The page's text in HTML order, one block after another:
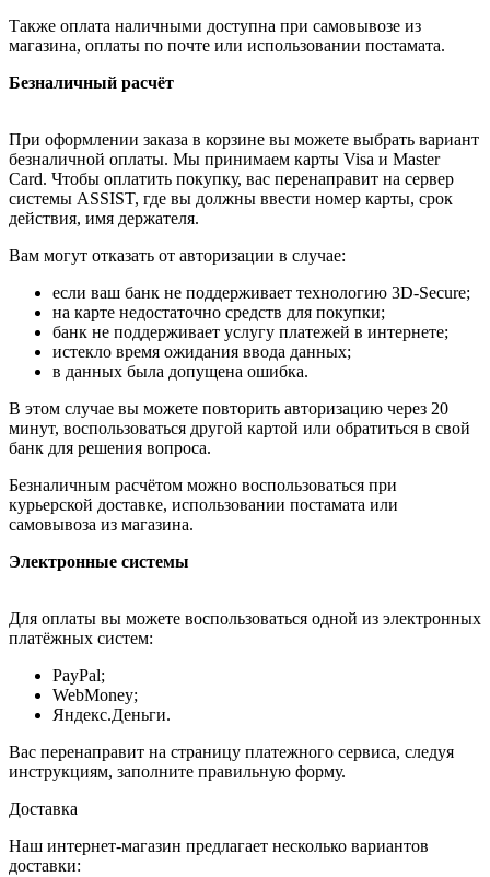
Также оплата наличными доступна при самовывозе из
магазина, оплаты по почте или использовании постамата.
Безналичный расчёт
При оформлении заказа в корзине вы можете выбрать вариант
безналичной оплаты. Мы принимаем карты Visa и Master
Card. Чтобы оплатить покупку, вас перенаправит на сервер
системы ASSIST, где вы должны ввести номер карты, срок
действия, имя держателя.
Вам могут отказать от авторизации в случае:
если ваш банк не поддерживает технологию 3D-Secure;
на карте недостаточно средств для покупки;
банк не поддерживает услугу платежей в интернете;
истекло время ожидания ввода данных;
в данных была допущена ошибка.
В этом случае вы можете повторить авторизацию через 20
минут, воспользоваться другой картой или обратиться в свой
банк для решения вопроса.
Безналичным расчётом можно воспользоваться при
курьерской доставке, использовании постамата или
самовывоза из магазина.
Электронные системы
Для оплаты вы можете воспользоваться одной из электронных
платёжных систем:
PayPal;
WebMoney;
Яндекс.Деньги.
Вас перенаправит на страницу платежного сервиса, следуя
инструкциям, заполните правильную форму.
Доставка
Наш интернет-магазин предлагает несколько вариантов
доставки: